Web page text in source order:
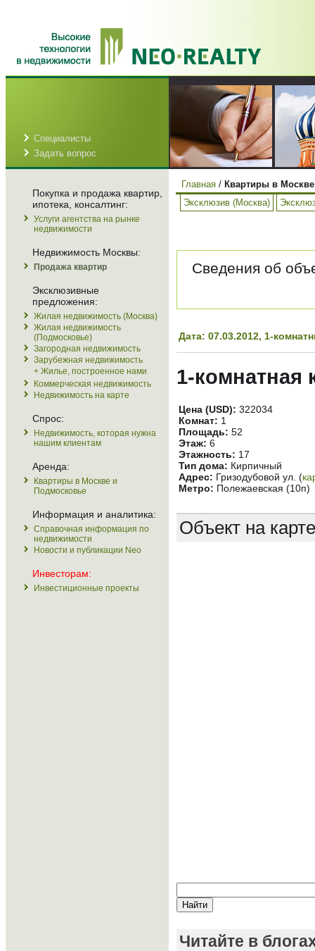
Специалисты
Задать вопрос
Покупка и продажа квартир,
ипотека, консалтинг:
Услуги агентства на рынке
недвижимости
Недвижимость Москвы:
Продажа квартир
Эксклюзивные
предложения:
Жилая недвижимость (Москва)
Жилая недвижимость
(Подмосковье)
Загородная недвижимость
Зарубежная недвижимость
+ Жилье, построенное нами
Коммерческая недвижимость
Недвижимость на карте
Спрос:
Недвижимость, которая нужна
нашим клиентам
Аренда:
Квартиры в Москве и
Подмосковье
Информация и аналитика:
Справочная информация по
недвижимости
Новости и публикации Neo
Инвесторам:
Инвестиционные проекты
Главная / Квартиры в
Эксклюзив (Москва)
Сведения об
Дата: 07.03.2012, 1-
1-комнатная
Цена (USD): 322034
Комнат: 1
Площадь: 52
Этаж: 6
Этажность: 17
Тип дома: Кирпичный
Адрес: Гризодубовой ул. (
Метро: Полежаевская (10п)
Объект на карте
Читайте в